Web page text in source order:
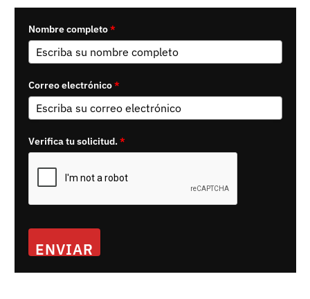
Nombre completo*
Correo electrónico*
Verifica tu solicitud.*
ENVIAR